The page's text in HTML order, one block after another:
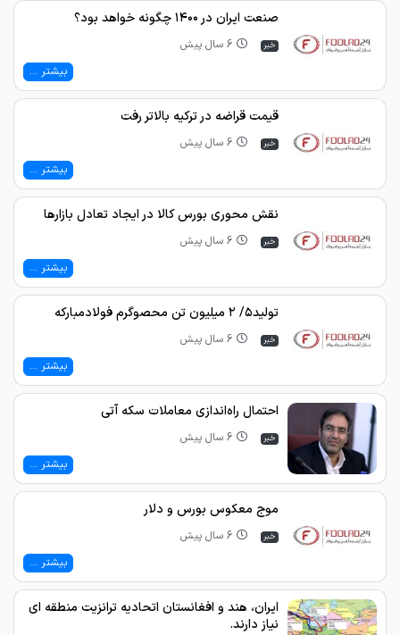
صنعت ایران در ۱۴۰۰ چگونه خواهد بود؟
خبر
6 سال پیش
بیشتر ...
قیمت قراضه در ترکیه بالاتر رفت
خبر
6 سال پیش
بیشتر ...
نقش محوری بورس کالا در ایجاد تعادل بازارها
خبر
6 سال پیش
بیشتر ...
خبر
6 سال پیش
بیشتر ...
احتمال راه‌اندازی معاملات سکه آتی
خبر
6 سال پیش
بیشتر ...
موج معکوس بورس و دلا‌ر
خبر
6 سال پیش
بیشتر ...
ایران، هند و افغانستان اتحادیه ترانزیت منطقه ای
نیاز دارند.